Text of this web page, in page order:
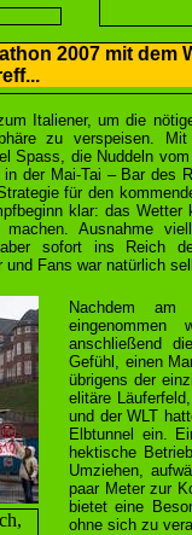
2007 mit dem
Italiener, um die
zu verspeisen.
Spass, die Nuddeln
der Mai-Tai – Bar des
für den
klar: das Wetter
Ausnahme
sofort ins Reich
Fans war natürlich
Nachdem am
anschließend
Gefühl, einen
übrigens der
elitäre
und der WLT
Elbtunnel ein.
hektische
Umziehen,
paar Meter zur
bietet eine
ohne sich zu